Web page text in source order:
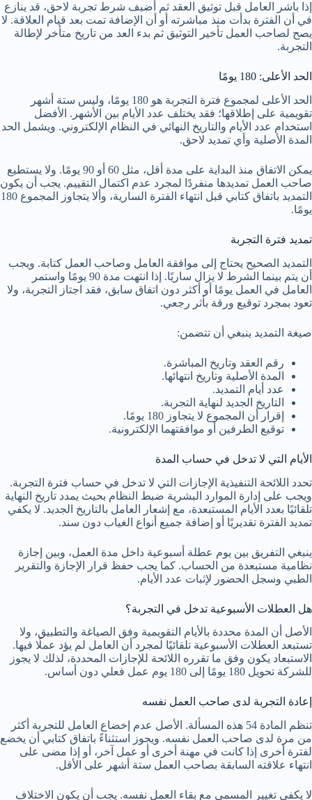
إذا باشر العامل قبل توثيق العقد ثم أضيف شرط تجربة لاحق، قد ينازع
في أن الفترة بدأت منذ مباشرته أو أن الإضافة تمت بعد قيام العلاقة. لا
يصح لصاحب العمل تأخير التوثيق ثم بدء العد من تاريخ متأخر لإطالة
التجربة.
الحد الأعلى: 180 يومًا
الحد الأعلى لمجموع فترة التجربة هو 180 يومًا، وليس ستة أشهر
تقويمية على إطلاقها؛ فقد يختلف عدد الأيام بين الأشهر. الأفضل
استخدام عدد الأيام والتاريخ النهائي في النظام الإلكتروني. ويشمل الحد
المدة الأصلية وأي تمديد لاحق.
يمكن الاتفاق منذ البداية على مدة أقل، مثل 60 أو 90 يومًا. ولا يستطيع
صاحب العمل تمديدها منفردًا لمجرد عدم اكتمال التقييم. يجب أن يكون
التمديد باتفاق كتابي قبل انتهاء الفترة السارية، وألا يتجاوز المجموع 180
يومًا.
تمديد فترة التجربة
التمديد الصحيح يحتاج إلى موافقة العامل وصاحب العمل كتابة. ويجب
أن يتم بينما الشرط لا يزال ساريًا. إذا انتهت مدة 90 يومًا واستمر
العامل في العمل يومًا أو أكثر دون اتفاق سابق، فقد اجتاز التجربة، ولا
تعود بمجرد توقيع ورقة بأثر رجعي.
صيغة التمديد ينبغي أن تتضمن:
رقم العقد وتاريخ المباشرة.
المدة الأصلية وتاريخ انتهائها.
عدد أيام التمديد.
التاريخ الجديد لنهاية التجربة.
إقرار أن المجموع لا يتجاوز 180 يومًا.
توقيع الطرفين أو موافقتهما الإلكترونية.
الأيام التي لا تدخل في حساب المدة
تحدد اللائحة التنفيذية الإجازات التي لا تدخل في حساب فترة التجربة.
ويجب على إدارة الموارد البشرية ضبط النظام بحيث يمدد تاريخ النهاية
تلقائيًا بعدد الأيام المستبعدة، مع إشعار العامل بالتاريخ الجديد. لا يكفي
تمديد الفترة تقديريًا أو إضافة جميع أنواع الغياب دون سند.
ينبغي التفريق بين يوم عطلة أسبوعية داخل مدة العمل، وبين إجازة
نظامية مستبعدة من الحساب. كما يجب حفظ قرار الإجازة والتقرير
الطبي وسجل الحضور لإثبات عدد الأيام.
هل العطلات الأسبوعية تدخل في التجربة؟
الأصل أن المدة محددة بالأيام التقويمية وفق الصياغة والتطبيق، ولا
تستبعد العطلات الأسبوعية تلقائيًا لمجرد أن العامل لم يؤد عملًا فيها.
الاستبعاد يكون وفق ما تقرره اللائحة للإجازات المحددة، لذلك لا يجوز
للشركة تحويل 180 يومًا إلى 180 يوم عمل فعلي دون أساس.
إعادة التجربة لدى صاحب العمل نفسه
تنظم المادة 54 هذه المسألة. الأصل عدم إخضاع العامل للتجربة أكثر
من مرة لدى صاحب العمل نفسه. ويجوز استثناءً باتفاق كتابي أن يخضع
لفترة أخرى إذا كانت في مهنة أخرى أو عمل آخر، أو إذا مضى على
انتهاء علاقته السابقة بصاحب العمل ستة أشهر على الأقل.
لا يكفي تغيير المسمى مع بقاء العمل نفسه. يجب أن يكون الاختلاف